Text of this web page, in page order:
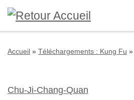
Passer au contenu
Accueil » Téléchargements : Kung Fu »
Chu-Ji-Chang-Quan